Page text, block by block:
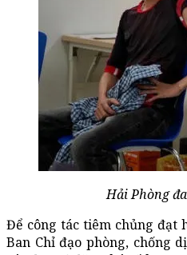
Hải Phòng
Để công tác tiêm chủng đạt
Ban Chỉ đạo phòng, chống